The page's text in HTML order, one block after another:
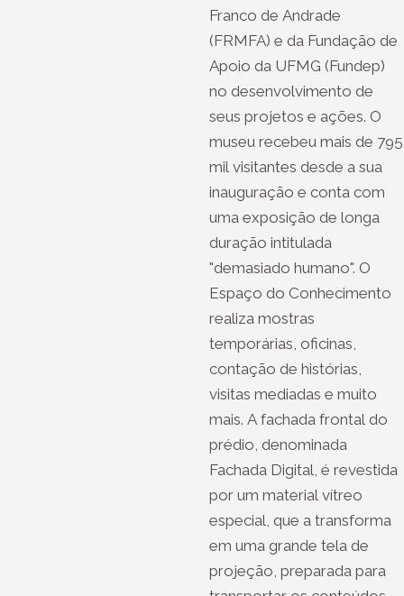
Franco de Andrade
(FRMFA) e da Fundação de
Apoio da UFMG (Fundep)
no desenvolvimento de
seus projetos e ações. O
museu recebeu mais de 795
mil visitantes desde a sua
inauguração e conta com
uma exposição de longa
duração intitulada
"demasiado humano". O
Espaço do Conhecimento
realiza mostras
temporárias, oficinas,
contação de histórias,
visitas mediadas e muito
mais. A fachada frontal do
prédio, denominada
Fachada Digital, é revestida
por um material vítreo
especial, que a transforma
em uma grande tela de
projeção, preparada para